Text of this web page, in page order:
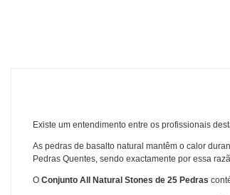
Existe um entendimento entre os profissionais
As pedras de basalto natural mantêm o calor
Pedras Quentes, sendo exactamente por essa
O Conjunto All Natural Stones de 25 Pedras